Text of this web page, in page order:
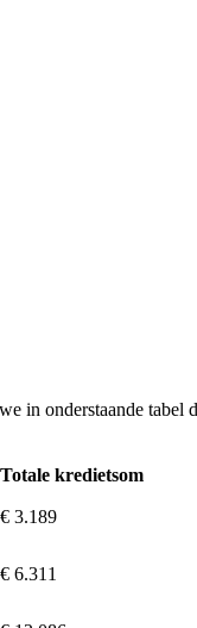
in onderstaande
Totale kredietsom
€ 3.189
€ 6.311